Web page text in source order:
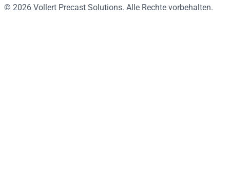
© 2026 Vollert Precast Solutions. Alle Rechte vorbehalten.